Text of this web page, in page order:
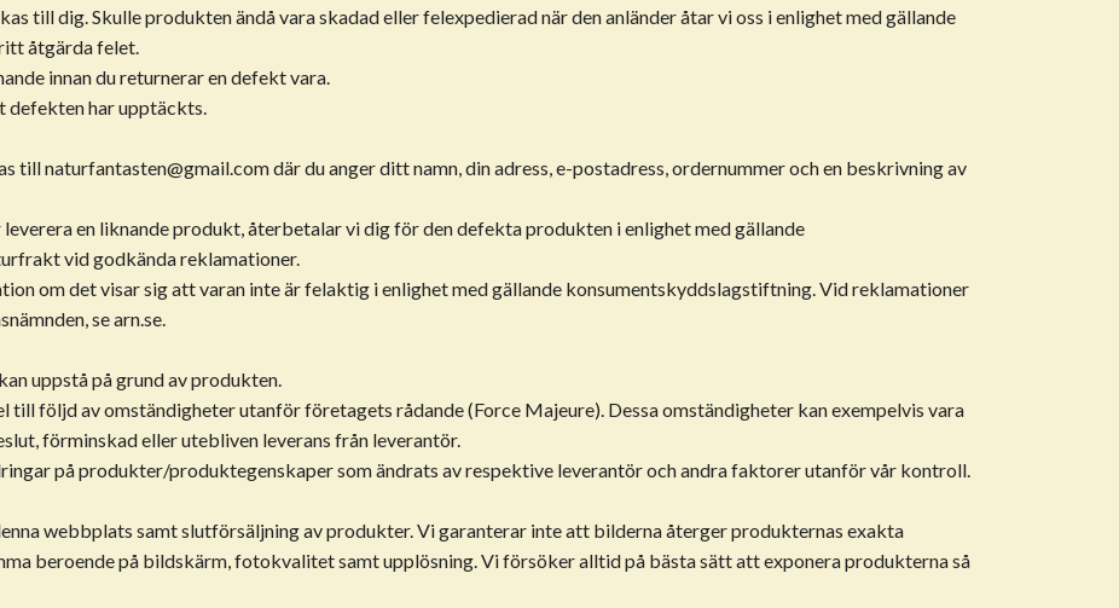
till dig. Skulle produkten ändå vara skadad eller felexpedierad när den anländer åtar vi oss i enlighet med gällande
åtgärda felet.
innan du returnerar en defekt vara.
defekten har upptäckts.
tillnaturfantasten@gmail.comdär du anger ditt namn, din adress, e-postadress, ordernummer och en beskrivning av
en liknande produkt, återbetalar vi dig för den defekta produkten i enlighet med gällande
vid godkända reklamationer.
om det visar sig att varan inte är felaktig i enlighet med gällande konsumentskyddslagstiftning. Vid reklamationer
se arn.se.
uppstå på grund av produkten.
följd av omständigheter utanför företagets rådande (Force Majeure). Dessa omständigheter kan exempelvis vara
förminskad eller utebliven leverans från leverantör.
på produkter/produktegenskaper som ändrats av respektive leverantör och andra faktorer utanför vår kontroll.
webbplats samt slutförsäljning av produkter. Vi garanterar inte att bilderna återger produkternas exakta
beroende på bildskärm, fotokvalitet samt upplösning. Vi försöker alltid på bästa sätt att exponera produkterna så